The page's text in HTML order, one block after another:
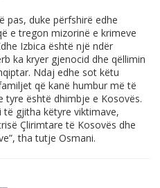
pas, duke përfshirë edhe
e tregon mizorinë e krimeve
Izbica është një ndër
ka kryer gjenocid dhe qëllimin
Ndaj edhe sot këtu
që kanë humbur më të
tyre është dhimbje e Kosovës.
të gjitha këtyre viktimave,
Çlirimtare të Kosovës dhe
tha tutje Osmani.